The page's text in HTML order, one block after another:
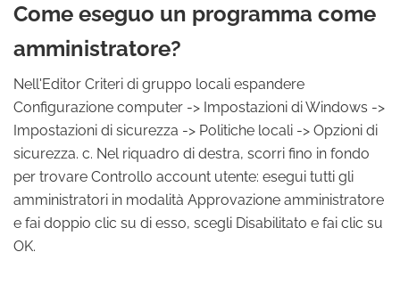
Come eseguo un programma come
amministratore?
Nell'Editor Criteri di gruppo locali espandere
Configurazione computer -> Impostazioni di Windows ->
Impostazioni di sicurezza -> Politiche locali -> Opzioni di
sicurezza. c. Nel riquadro di destra, scorri fino in fondo
per trovare Controllo account utente: esegui tutti gli
amministratori in modalità Approvazione amministratore
e fai doppio clic su di esso, scegli Disabilitato e fai clic su
OK.